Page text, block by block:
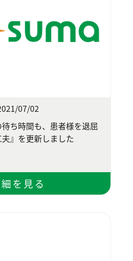
07/02
ち時間も、患者様を退屈
』を更新しました